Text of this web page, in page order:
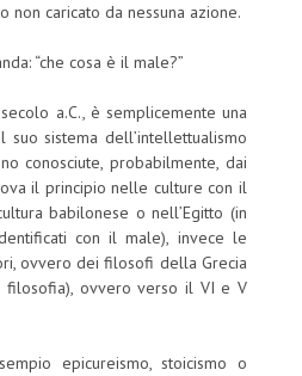
non caricato da nessuna azione.
“che cosa è il male?”
a.C., è semplicemente una
sistema dell’intellettualismo
conosciute, probabilmente, dai
il principio nelle culture con il
babilonese o nell’Egitto (in
con il male), invece le
ovvero dei filosofi della Grecia
filosofia), ovvero verso il VI e V
epicureismo, stoicismo o